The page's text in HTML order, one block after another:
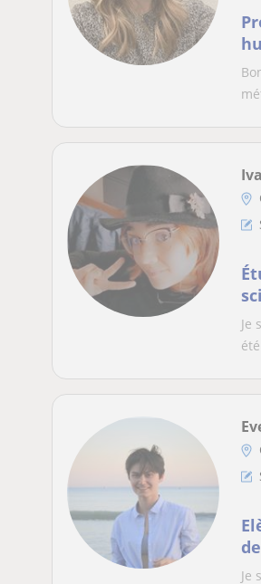
Je
Je